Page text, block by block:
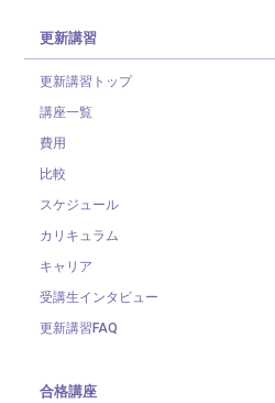
更新講習
更新講習トップ
講座一覧
費用
比較
スケジュール
カリキュラム
キャリア
受講生インタビュー
更新講習FAQ
合格講座